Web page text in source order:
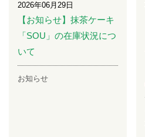
2026年06月29日
【お知らせ】抹茶ケーキ
「SOU」の在庫状況につ
いて
お知らせ